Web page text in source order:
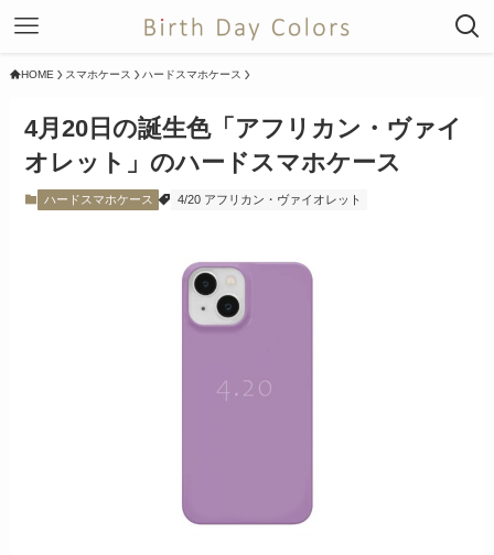
HOME スマホケース ハードスマホケース
4月20日の誕生色「アフリカン・ヴァイ
オレット」のハードスマホケース
ハードスマホケース 4/20 アフリカン・ヴァイオレット